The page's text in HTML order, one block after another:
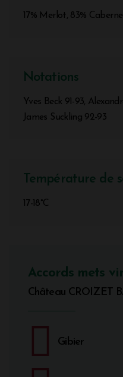
17% Merlot, 83%
Notations
Yves Beck 91-93,
James Suckling 92-93
Température de
17-18°C
Accords mets
Château CROIZET
Gibier